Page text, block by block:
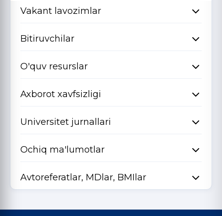
Vakant lavozimlar
Bitiruvchilar
O'quv resurslar
Axborot xavfsizligi
Universitet jurnallari
Ochiq ma'lumotlar
Avtoreferatlar, MDlar, BMIlar